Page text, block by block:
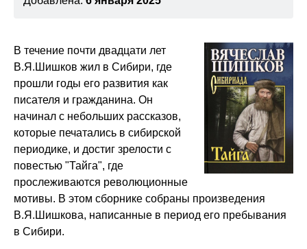
В течение почти двадцати лет
В.Я.Шишков жил в Сибири, где
прошли годы его развития как
писателя и гражданина. Он
начинал с небольших рассказов,
которые печатались в сибирской
периодике, и достиг зрелости с
повестью "Тайга", где
прослеживаются революционные
мотивы. В этом сборнике собраны произведения
В.Я.Шишкова, написанные в период его пребывания
в Сибири.